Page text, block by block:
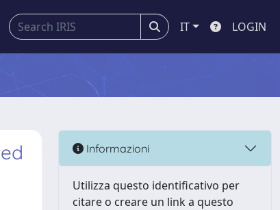
IT LOGIN
Informazioni
Utilizza questo identificativo per
citare o creare un link a questo